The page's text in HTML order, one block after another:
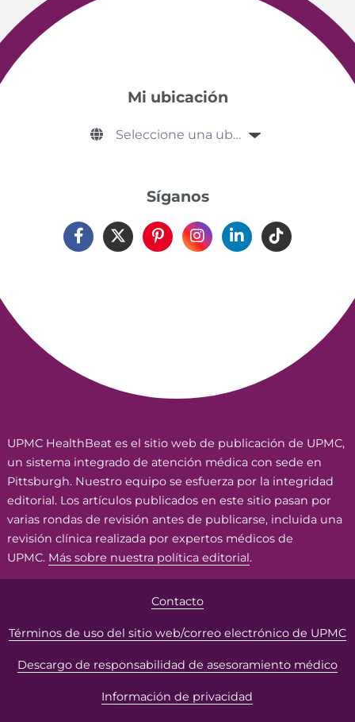
Mi ubicación
Síganos
UPMC HealthBeat es el sitio web de publicación de UPMC,
un sistema integrado de atención médica con sede en
Pittsburgh. Nuestro equipo se esfuerza por la integridad
editorial. Los artículos publicados en este sitio pasan por
varias rondas de revisión antes de publicarse, incluida una
revisión clínica realizada por expertos médicos de
UPMC. Más sobre nuestra política editorial.
Contacto
Términos de uso del sitio web/correo electrónico de UPMC
Descargo de responsabilidad de asesoramiento médico
Información de privacidad